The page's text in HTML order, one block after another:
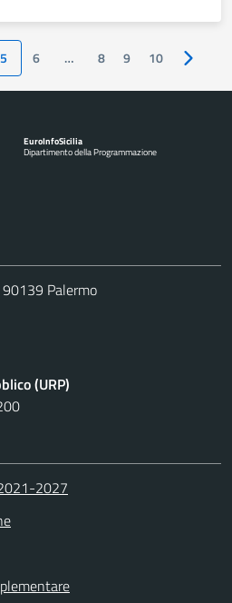
5 6 … 8 9 10 Pagina
EuroInfoSicilia
Dipartimento della Programmazione
Palermo
(URP)
2027